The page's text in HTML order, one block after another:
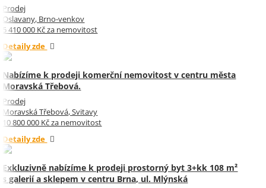
Prodej
Oslavany, Brno-venkov
5 410 000 Kč za nemovitost
Detaily zde
Nabízíme k prodeji komerční nemovitost v centru města
Moravská Třebová.
Prodej
Moravská Třebová, Svitavy
10 800 000 Kč za nemovitost
Detaily zde
Exkluzivně nabízíme k prodeji prostorný byt 3+kk 108 m²
s galerií a sklepem v centru Brna, ul. Mlýnská